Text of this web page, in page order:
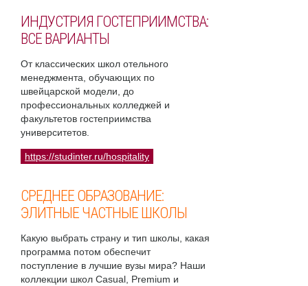
ИНДУСТРИЯ ГОСТЕПРИИМСТВА:
ВСЕ ВАРИАНТЫ
От классических школ отельного
менеджмента, обучающих по
швейцарской модели, до
профессиональных колледжей и
факультетов гостеприимства
университетов.
https://studinter.ru/hospitality
СРЕДНЕЕ ОБРАЗОВАНИЕ:
ЭЛИТНЫЕ ЧАСТНЫЕ ШКОЛЫ
Какую выбрать страну и тип школы, какая
программа потом обеспечит
поступление в лучшие вузы мира? Наши
коллекции школ Casual, Premium и